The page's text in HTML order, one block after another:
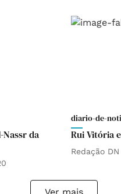
da
diario-de-
Rui Vitória
Redação DN
Ver mais